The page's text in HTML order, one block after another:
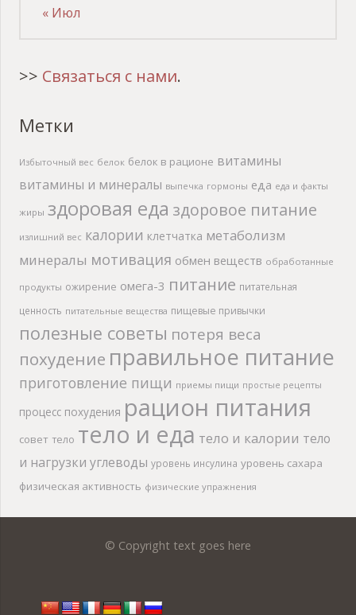
« Июл
>> Связаться с нами.
Метки
Избыточный вес белок белок в рационе витамины
витамины и минералы выпечка гормоны еда еда и факты
жиры здоровая еда здоровое питание
излишний вес калории клетчатка метаболизм
минералы мотивация обмен веществ обработанные
продукты ожирение омега-3 питание питательная
ценность питательные вещества пищевые привычки
полезные советы потеря веса
похудение правильное питание
приготовление пищи приемы пищи простые рецепты
процесс похудения рацион питания
совет тело тело и еда тело и калории тело
и нагрузки углеводы уровень инсулина уровень сахара
физическая активность физические упражнения
© Copyright text goes here